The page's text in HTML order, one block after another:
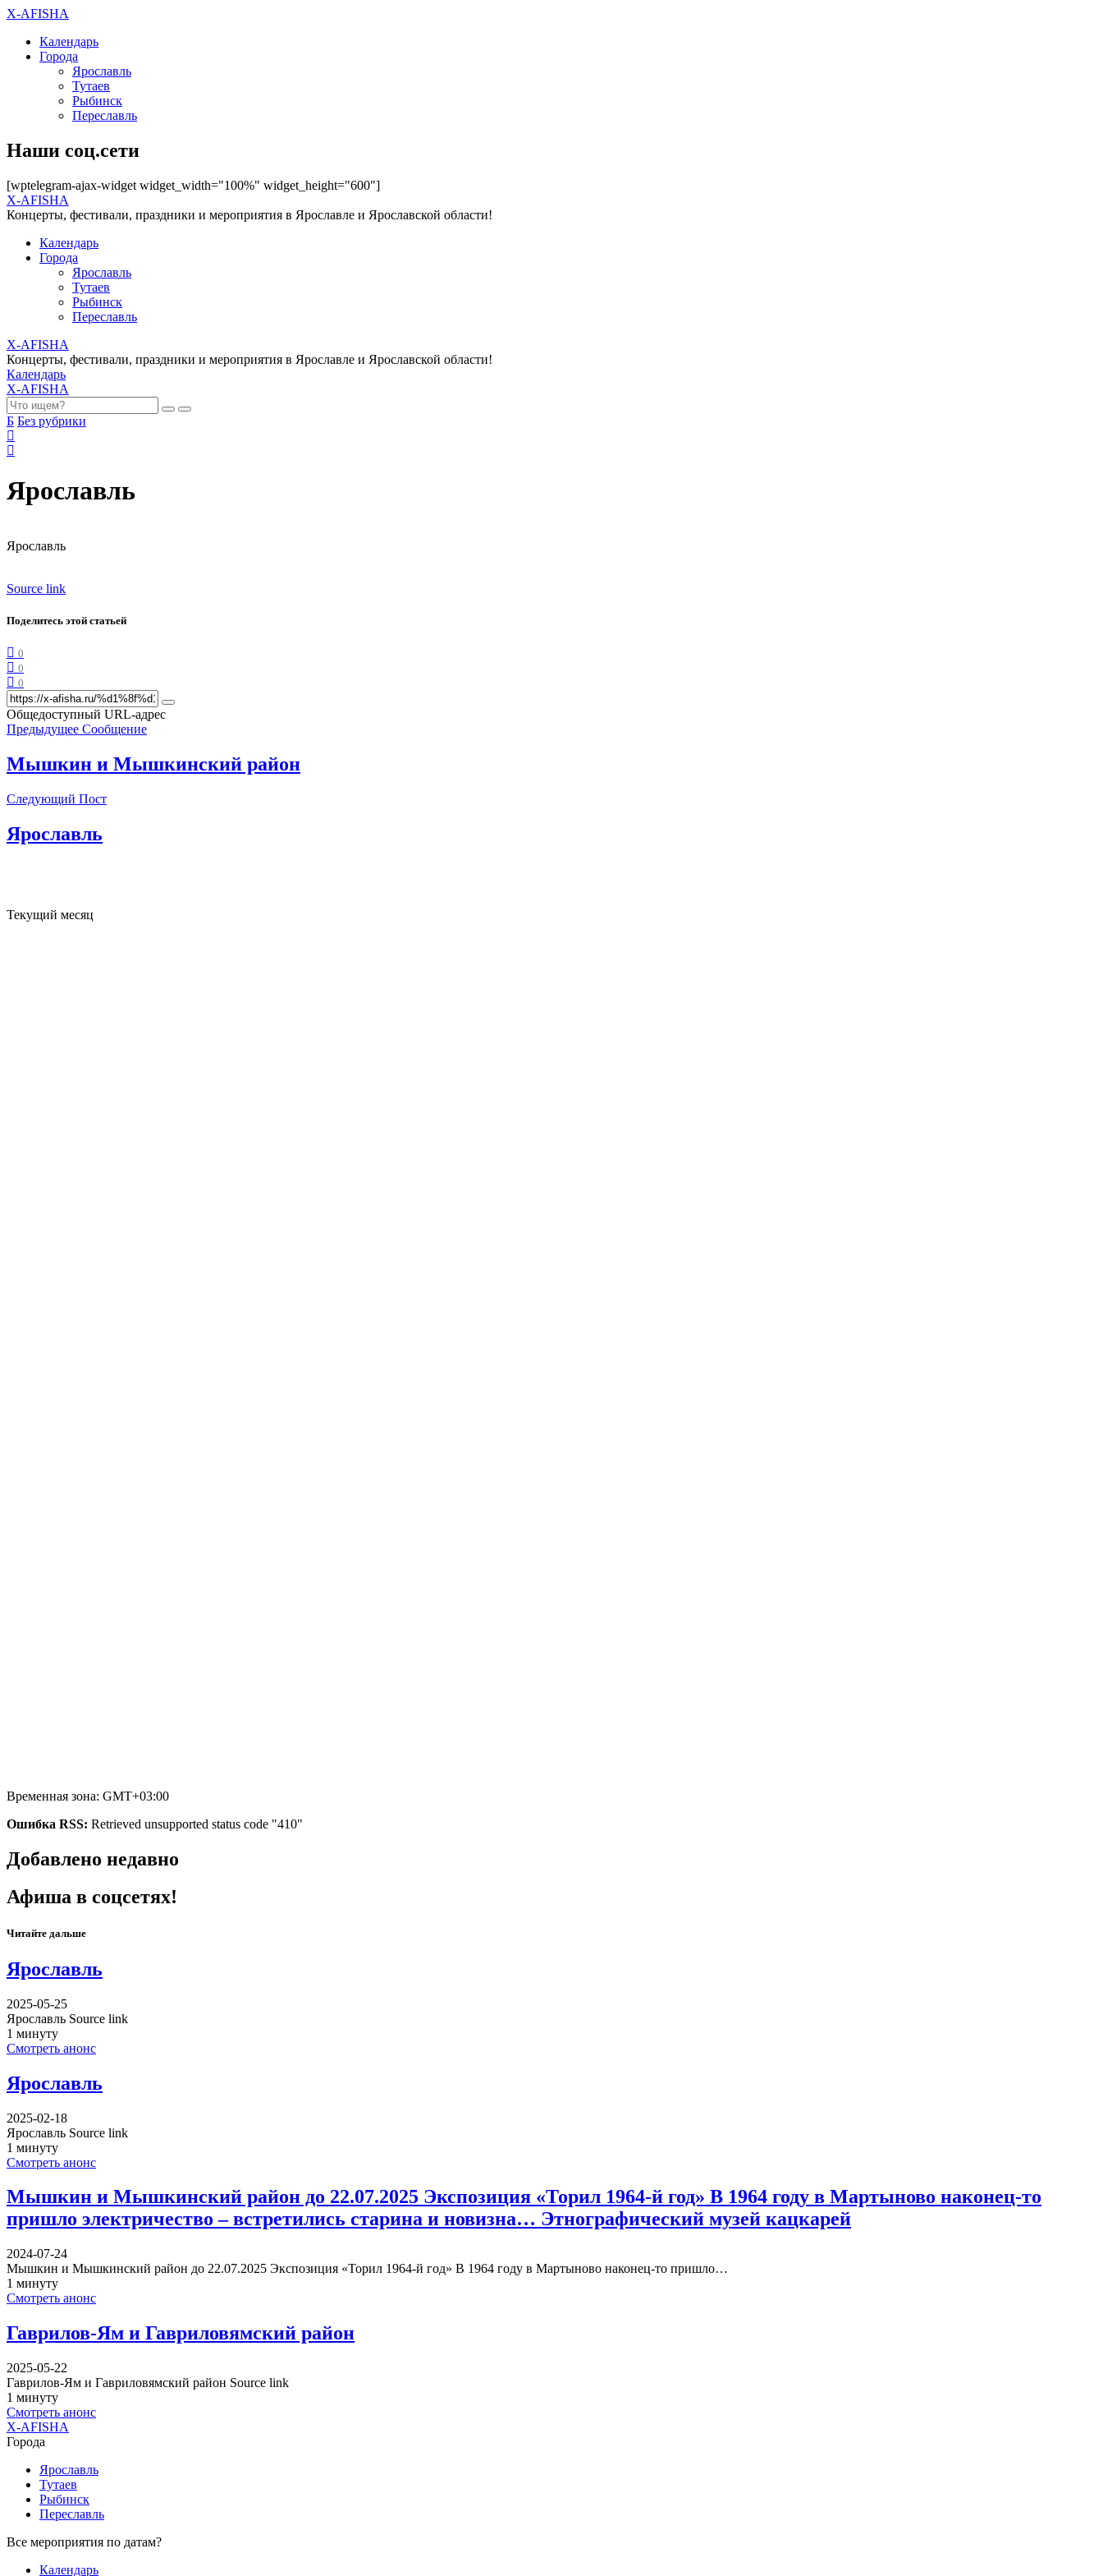
X-AFISHA
Календарь
Города
Ярославль
Тутаев
Рыбинск
Переславль
Наши соц.сети
[wptelegram-ajax-widget widget_width="100%" widget_height="600"]
X-AFISHA
Концерты, фестивали, праздники и мероприятия в Ярославле и Ярославской области!
Календарь
Города
Ярославль
Тутаев
Рыбинск
Переславль
X-AFISHA
Концерты, фестивали, праздники и мероприятия в Ярославле и Ярославской области!
Календарь
X-AFISHA
Б Без рубрики
Ярославль
Ярославль
Source link
Поделитесь этой статьей
0
0
0
Общедоступный URL-адрес
Предыдущее Сообщение
Мышкин и Мышкинский район
Следующий Пост
Ярославль
Текущий месяц
Временная зона: GMT+03:00
Ошибка RSS: Retrieved unsupported status code "410"
Добавлено недавно
Афиша в соцсетях!
Читайте дальше
Ярославль
2025-05-25
Ярославль Source link
1 минуту
Смотреть анонс
Ярославль
2025-02-18
Ярославль Source link
1 минуту
Смотреть анонс
Мышкин и Мышкинский район до 22.07.2025 Экспозиция «Торил 1964-й год» В 1964 году в Мартыново наконец-то
пришло электричество – встретились старина и новизна… Этнографический музей кацкарей
2024-07-24
Мышкин и Мышкинский район до 22.07.2025 Экспозиция «Торил 1964-й год» В 1964 году в Мартыново наконец-то пришло…
1 минуту
Смотреть анонс
Гаврилов-Ям и Гавриловямский район
2025-05-22
Гаврилов-Ям и Гавриловямский район Source link
1 минуту
Смотреть анонс
X-AFISHA
Города
Ярославль
Тутаев
Рыбинск
Переславль
Все мероприятия по датам?
Календарь